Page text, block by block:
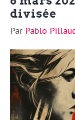
divisée
Par Pablo